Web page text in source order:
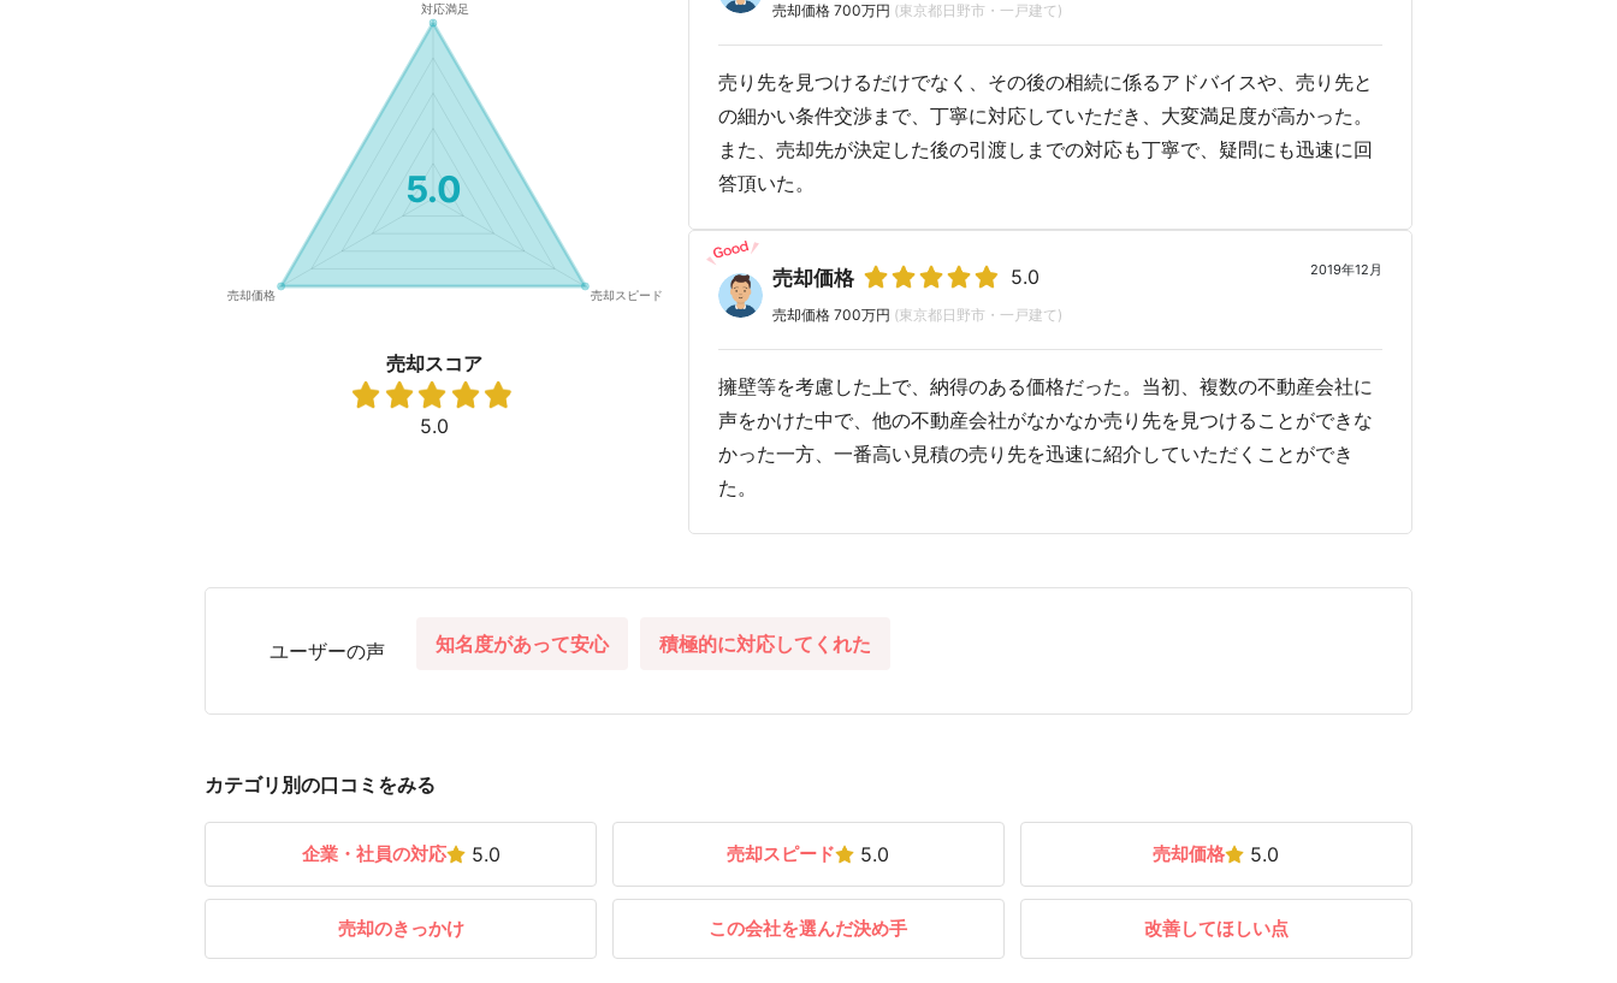
5.0
売却スコア
5.0
売却価格 700万円 (東京都日野市・一戸建て)
売り先を見つけるだけでなく、その後の相続に係るアドバイスや、売り先と
の細かい条件交渉まで、丁寧に対応していただき、大変満足度が高かった。
また、売却先が決定した後の引渡しまでの対応も丁寧で、疑問にも迅速に回
答頂いた。
2019年12月
売却価格 5.0
売却価格 700万円 (東京都日野市・一戸建て)
擁壁等を考慮した上で、納得のある価格だった。当初、複数の不動産会社に
声をかけた中で、他の不動産会社がなかなか売り先を見つけることができな
かった一方、一番高い見積の売り先を迅速に紹介していただくことができ
た。
ユーザーの声 知名度があって安心 積極的に対応してくれた
カテゴリ別の口コミをみる
企業・社員の対応 5.0 売却スピード 5.0 売却価格 5.0
売却のきっかけ この会社を選んだ決め手 改善してほしい点